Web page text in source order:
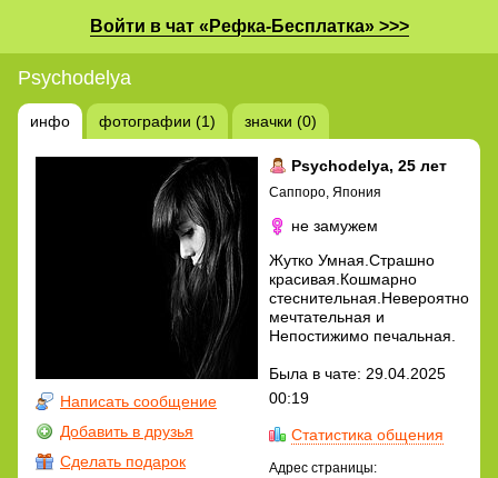
Войти в чат «Рефка-Бесплатка» >>>
Psychodelya
инфо фотографии (1) значки (0)
Написать сообщение
Добавить в друзья
Сделать подарок
Psychodelya, 25 лет
Саппоро, Япония
не замужем
Жутко Умная.Страшно
красивая.Кошмарно
стеснительная.Невероятно
мечтательная и
Непостижимо печальная.
Была в чате: 29.04.2025
00:19
Статистика общения
Адрес страницы: